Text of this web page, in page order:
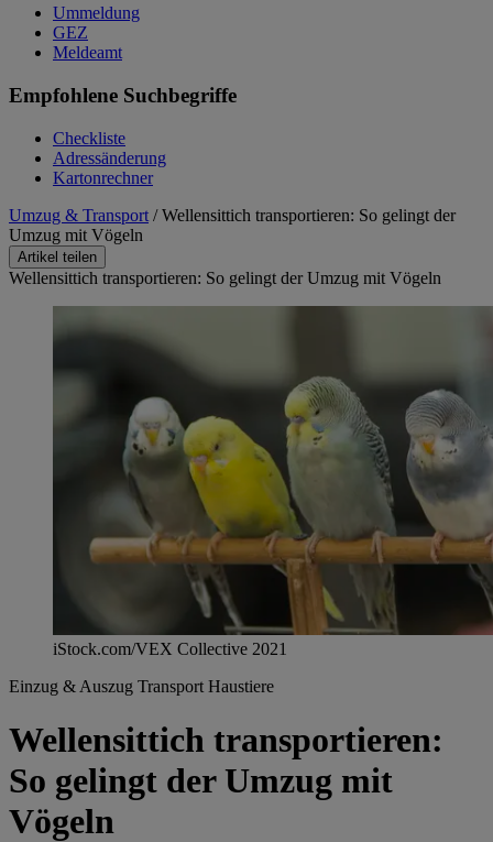
Ummeldung
GEZ
Meldeamt
Empfohlene Suchbegriffe
Checkliste
Adressänderung
Kartonrechner
Umzug & Transport / Wellensittich transportieren: So gelingt der
Umzug mit Vögeln
Artikel teilen
Wellensittich transportieren: So gelingt der Umzug mit Vögeln
iStock.com/VEX Collective 2021
Einzug & Auszug Transport Haustiere
Wellensittich transportieren:
So gelingt der Umzug mit
Vögeln